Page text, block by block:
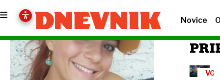
Novice